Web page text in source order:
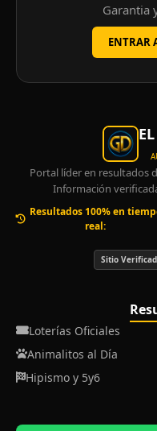
Garantia
ENTRAR
Portal líder en resultados
Información
Resultados 100% en
real:
Sitio
Loterías Oficiales
Animalitos al Día
Hipismo y 5y6